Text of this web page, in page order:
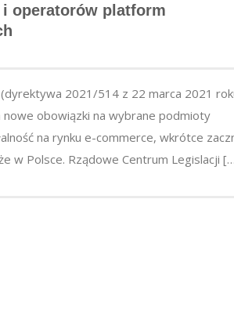
i operatorów platform
2021/514 z 22 marca 2021
obowiązki na wybrane podmioty
na rynku e-commerce, wkrótce
w Polsce. Rządowe Centrum Legislacji